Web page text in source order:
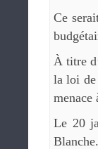
Ce
À titre
la loi de
menace
Le 20
Blanche.